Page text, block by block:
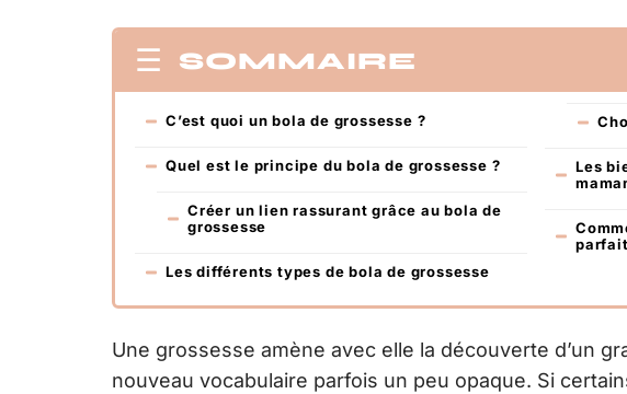
SOMMAIRE
C’est quoi un bola de grossesse ?
Quel est le principe du bola de grossesse ?
Créer un lien rassurant grâce au bola de
grossesse
Les différents types de bola de grossesse
Les
Une grossesse amène avec elle la découverte d’un
nouveau vocabulaire parfois un peu opaque. Si